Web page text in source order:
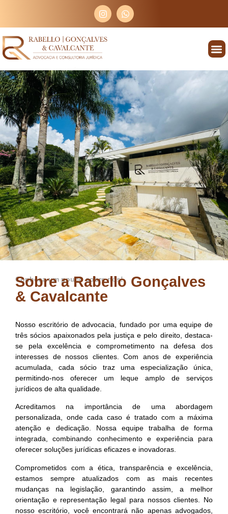
Conheça um pouco sobre nós!
Sobre a Rabello Gonçalves
& Cavalcante
Nosso escritório de advocacia, fundado por uma equipe de
três sócios apaixonados pela justiça e pelo direito, destaca-
se pela excelência e comprometimento na defesa dos
interesses de nossos clientes. Com anos de experiência
acumulada, cada sócio traz uma especialização única,
permitindo-nos oferecer um leque amplo de serviços
jurídicos de alta qualidade.
Acreditamos na importância de uma abordagem
personalizada, onde cada caso é tratado com a máxima
atenção e dedicação. Nossa equipe trabalha de forma
integrada, combinando conhecimento e experiência para
oferecer soluções jurídicas eficazes e inovadoras.
Comprometidos com a ética, transparência e excelência,
estamos sempre atualizados com as mais recentes
mudanças na legislação, garantindo assim, a melhor
orientação e representação legal para nossos clientes. No
nosso escritório, você encontrará não apenas advogados,